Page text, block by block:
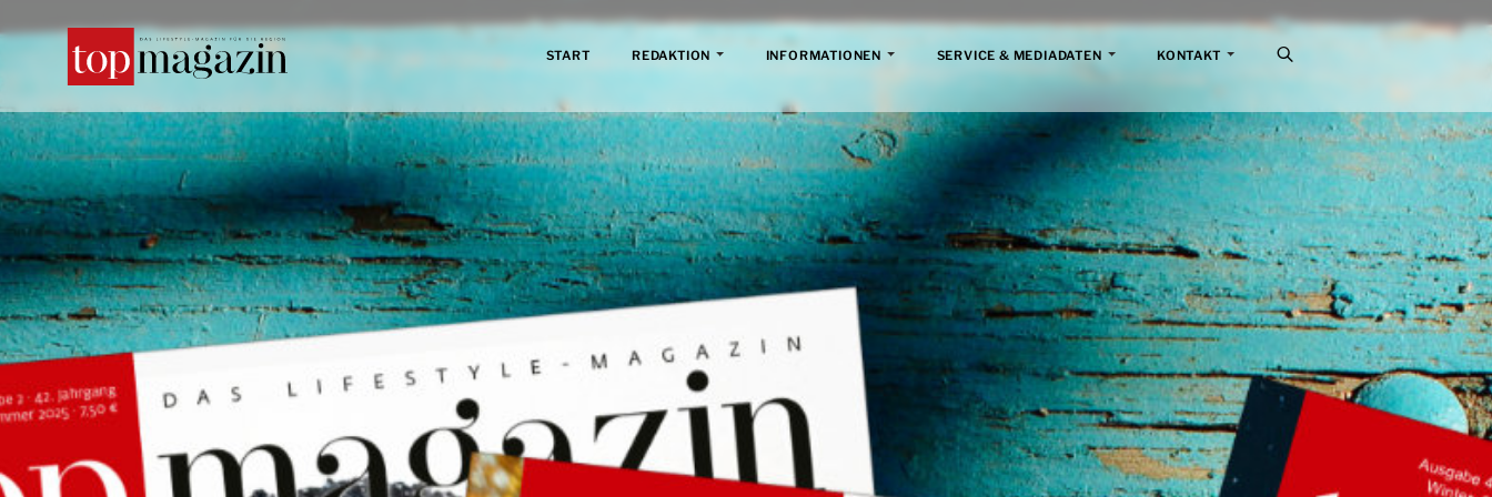
START REDAKTION INFORMATIONEN SERVICE & MEDIADATEN KONTAKT
SUCHE